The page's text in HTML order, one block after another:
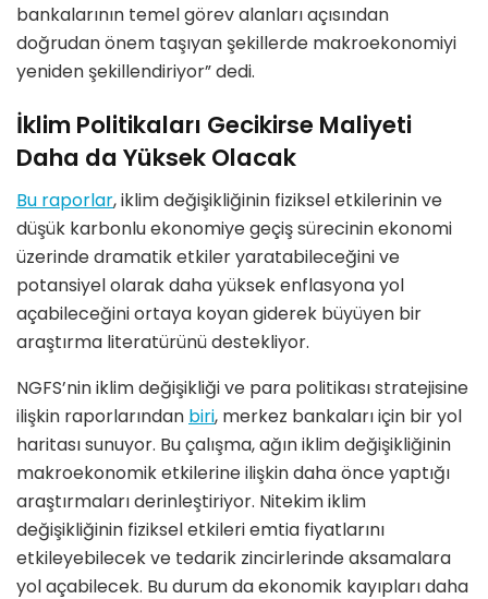
bankalarının temel görev alanları açısından
doğrudan önem taşıyan şekillerde makroekonomiyi
yeniden şekillendiriyor” dedi.
İklim Politikaları Gecikirse Maliyeti
Daha da Yüksek Olacak
Bu raporlar, iklim değişikliğinin fiziksel etkilerinin ve
düşük karbonlu ekonomiye geçiş sürecinin ekonomi
üzerinde dramatik etkiler yaratabileceğini ve
potansiyel olarak daha yüksek enflasyona yol
açabileceğini ortaya koyan giderek büyüyen bir
araştırma literatürünü destekliyor.
NGFS’nin iklim değişikliği ve para politikası stratejisine
ilişkin raporlarından biri, merkez bankaları için bir yol
haritası sunuyor. Bu çalışma, ağın iklim değişikliğinin
makroekonomik etkilerine ilişkin daha önce yaptığı
araştırmaları derinleştiriyor. Nitekim iklim
değişikliğinin fiziksel etkileri emtia fiyatlarını
etkileyebilecek ve tedarik zincirlerinde aksamalara
yol açabilecek. Bu durum da ekonomik kayıpları daha